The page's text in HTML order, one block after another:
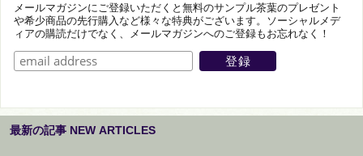
メールマガジンにご登録いただくと無料のサンプル茶葉のプレゼント
や希少商品の先行購入など様々な特典がございます。ソーシャルメデ
ィアの購読だけでなく、メールマガジンへのご登録もお忘れなく！
最新の記事 NEW ARTICLES